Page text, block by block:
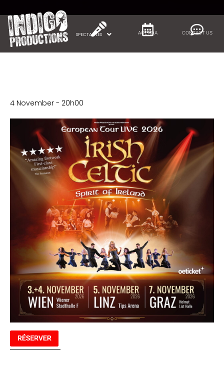
SPECTACLES AGENDA CONTACT US
« All Spectacles
4 November - 20h00